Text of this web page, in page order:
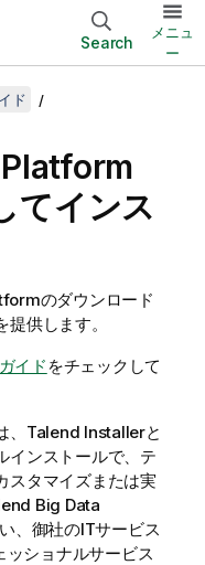
Search
メニュ
ー
ド
てインス
のダウンロード
供します。
イド をチェックして
Talend Installerと
インストールで、テ
スタマイズまたは実
Big Data
、御社のITサービス
ッショナルサービス